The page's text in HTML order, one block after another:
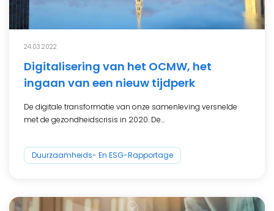
24.03.2022
Digitalisering van het OCMW, het
ingaan van een nieuw tijdperk
De digitale transformatie van onze samenleving versnelde
met de gezondheidscrisis in 2020. De...
Duurzaamheids- En ESG-Rapportage